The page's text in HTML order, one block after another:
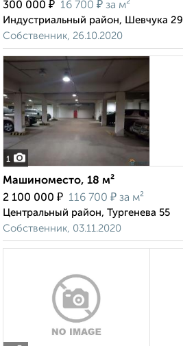
300 000 ₽ 16 700 ₽ за м²
Индустриальный район, Шевчука 29
Собственник, 26.10.2020
1
Машиноместо, 18 м²
2 100 000 ₽ 116 700 ₽ за м²
Центральный район, Тургенева 55
Собственник, 03.11.2020